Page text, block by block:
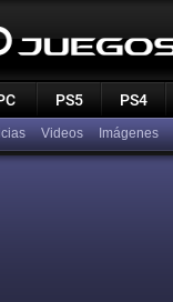
PS5 PS4
Videos Imágenes